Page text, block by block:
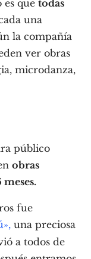
que todas
una
la compañía
ver obras
microdanza,
público
obras
fue
una preciosa
a todos de